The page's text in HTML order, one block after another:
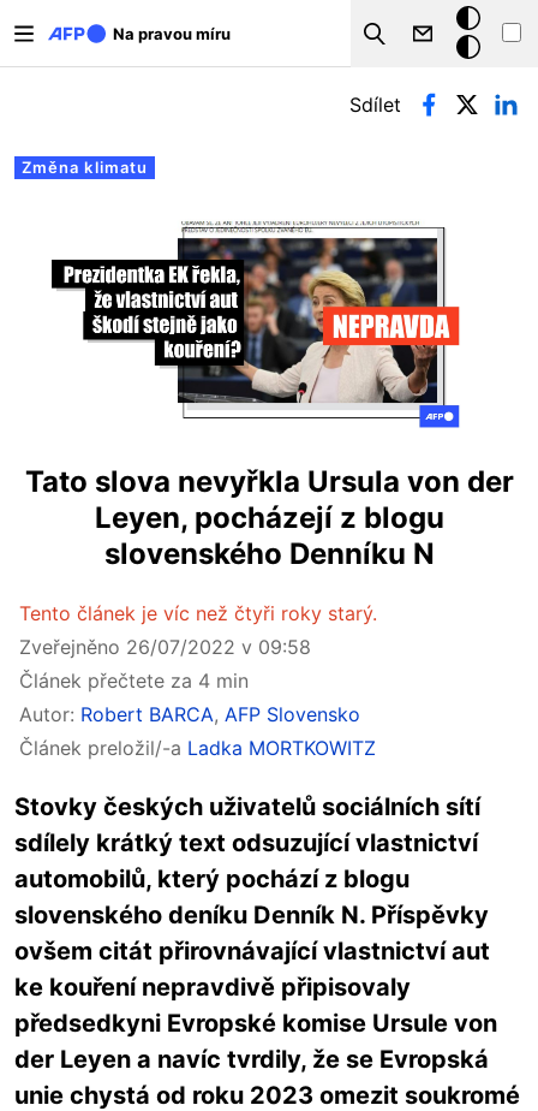
Na pravou míru
Search
Tmavý
režim
Hlavní záložky
Změna klimatu
Sdílet
Tato slova nevyřkla Ursula von der
Leyen, pocházejí z blogu
slovenského Denníku N
Tento článek je víc než čtyři roky starý.
Zveřejněno 26/07/2022 v 09:58
Článek přečtete za 4 min
Autor: Robert BARCA, AFP Slovensko
Článek preložil/-a Ladka MORTKOWITZ
Stovky českých uživatelů sociálních sítí
sdílely krátký text odsuzující vlastnictví
automobilů, který pochází z blogu
slovenského deníku Denník N. Příspěvky
ovšem citát přirovnávající vlastnictví aut
ke kouření nepravdivě připisovaly
předsedkyni Evropské komise Ursule von
der Leyen a navíc tvrdily, že se Evropská
unie chystá od roku 2023 omezit soukromé